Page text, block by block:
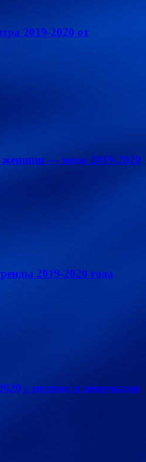
2019-2020 от
женщин — мода 2019-2020
2019-2020 года
с цепями и цепочками